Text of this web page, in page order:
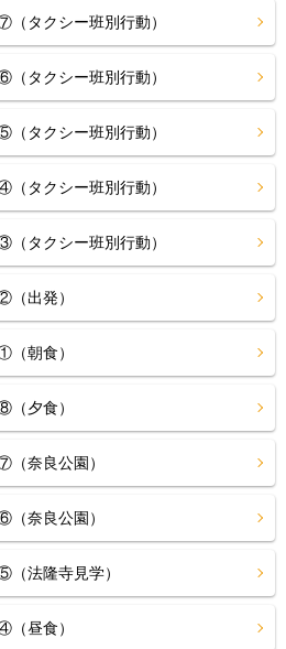
タクシー班別行動）
タクシー班別行動）
タクシー班別行動）
タクシー班別行動）
タクシー班別行動）
出発）
朝食）
夕食）
奈良公園）
奈良公園）
法隆寺見学）
昼食）